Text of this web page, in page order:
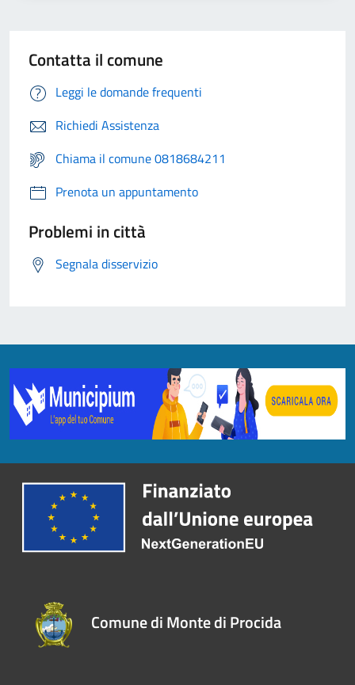
Contatta il comune
Leggi le domande frequenti
Richiedi Assistenza
Chiama il comune 0818684211
Prenota un appuntamento
Problemi in città
Segnala disservizio
Comune di Monte di Procida